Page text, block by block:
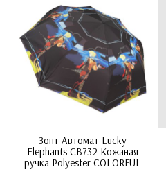
Зонт Автомат Lucky
Elephants CB732 Кожаная
ручка Polyester COLORFUL